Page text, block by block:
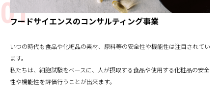
フードサイエンスのコンサルティング事業
いつの時代も食品や化粧品の素材、原料等の安全性や機能性は注目されてい
ます。
私たちは、細胞試験をベースに、人が摂取する食品や使用する化粧品の安全
性や機能性を評価行うことが出来ます。